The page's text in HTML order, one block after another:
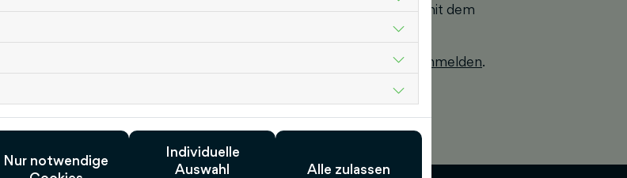
auch in Deinem SPAM-Ordner nach, für den Fall das unsere E-Mail mit dem
erneut anmelden.
Startseite
Nur notwendige
Individuelle
Auswahl
Alle zulassen